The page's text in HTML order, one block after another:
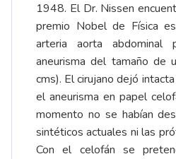
1948. El Dr. Nissen
premio Nobel de Física
arteria aorta abdominal
aneurisma del tamaño de
cms). El cirujano dejó
el aneurisma en papel
momento no se habían
sintéticos actuales ni las
Con el celofán se